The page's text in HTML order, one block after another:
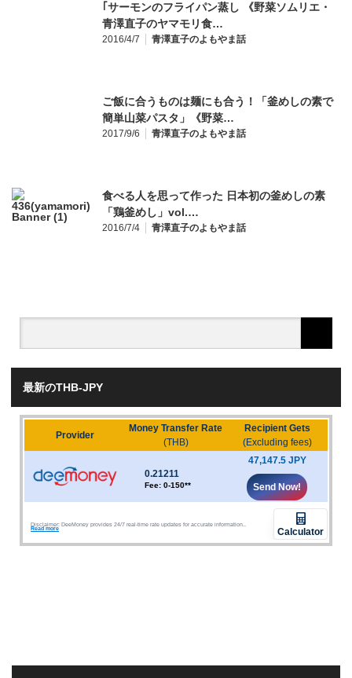
｢サーモンのフライパン蒸し 《野菜ソムリエ・
青澤直子のヤマモリ食…
2016/4/7 青澤直子のよもやま話
ご飯に合うものは麺にも合う！「釜めしの素で
簡単山菜パスタ」《野菜…
2017/9/6 青澤直子のよもやま話
食べる人を思って作った 日本初の釜めしの素
「鶏釜めし」vol.…
2016/7/4 青澤直子のよもやま話
最新のTHB-JPY